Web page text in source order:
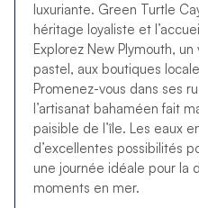
luxuriante. Green Turtle
héritage loyaliste et
Explorez New Plymouth,
pastel, aux boutiques
Promenez-vous dans ses
l’artisanat bahaméen fait
paisible de l’île. Les eaux
d’excellentes possibilités
une journée idéale pour la
moments en mer.